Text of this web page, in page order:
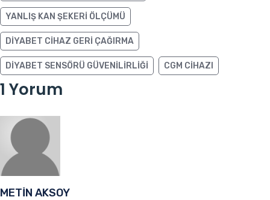
YANLIŞ KAN ŞEKERI ÖLÇÜMÜ
DIYABET CIHAZ GERI ÇAĞIRMA
DIYABET SENSÖRÜ GÜVENILIRLIĞI CGM CIHAZI
1 Yorum
METİN AKSOY